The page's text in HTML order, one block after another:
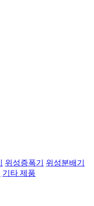
위성증폭기
위성분배기
기타 제품